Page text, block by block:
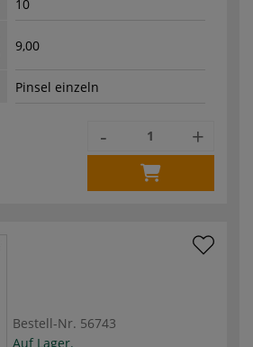
10
9,00
Pinsel einzeln
- +
Bestell-Nr. 56743
Auf Lager.